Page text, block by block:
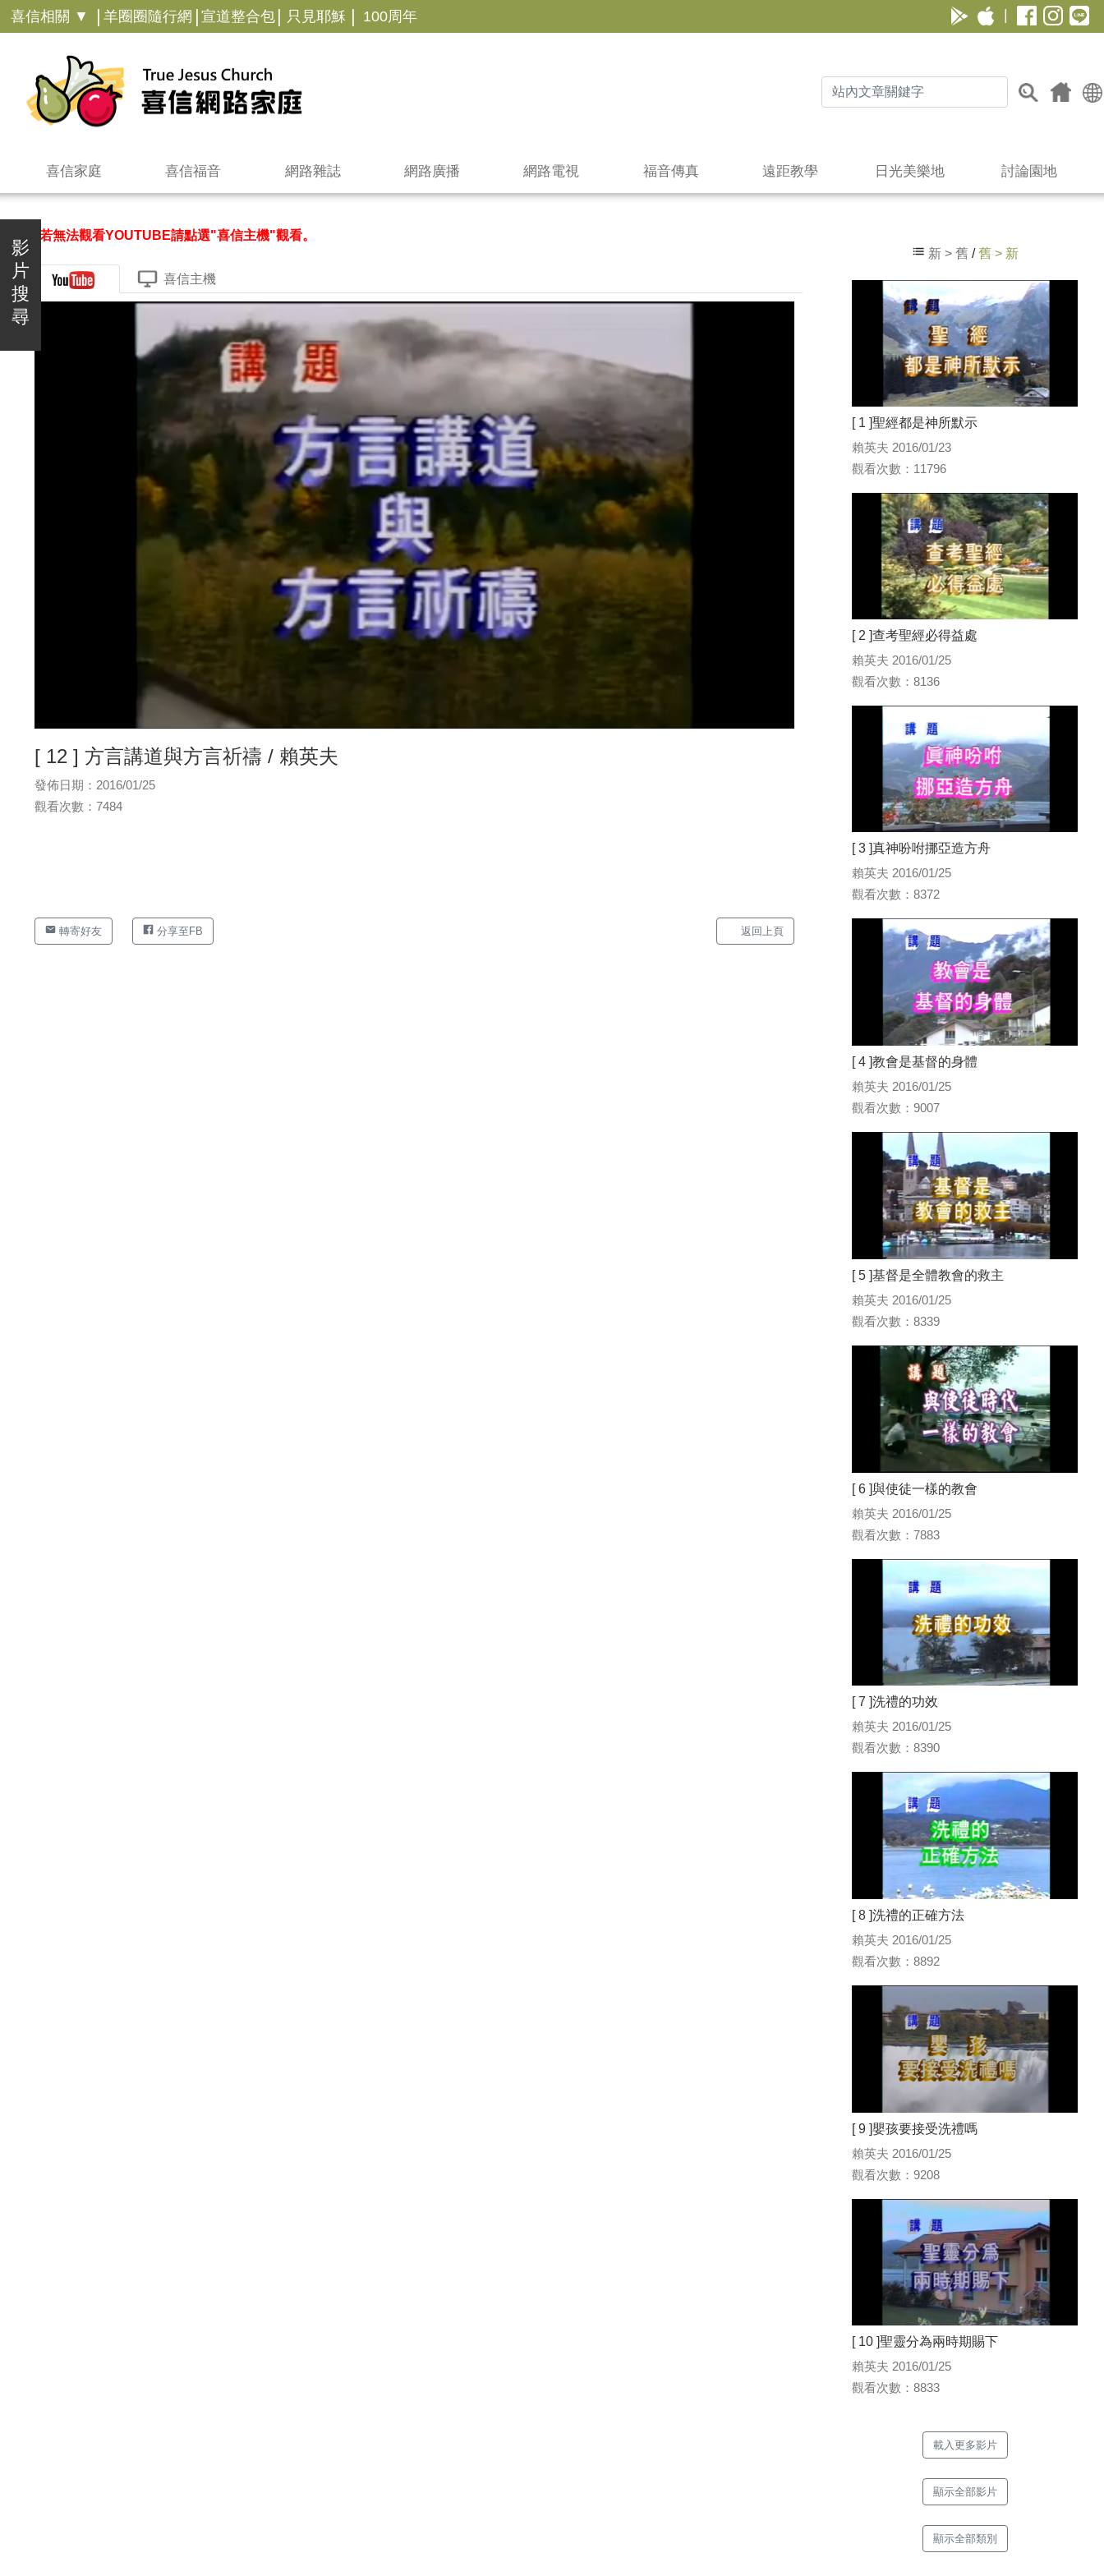
喜信相關 ▼ | 羊圈圈隨行網 | 宣道整合包 | 只見耶穌 | 100周年
喜信家庭 喜信福音 網路雜誌 網路廣播 網路電視 福音傳真 遠距教學 日光美樂地 討論園地
影
片
搜
尋
＊若無法觀看YOUTUBE請點選"喜信主機"觀看。
喜信主機
[ 12 ] 方言講道與方言祈禱 / 賴英夫
發佈日期：2016/01/25
觀看次數：7484
轉寄好友 分享至FB 返回上頁
新 > 舊/舊 > 新
[ 1 ]聖經都是神所默示
賴英夫 2016/01/23
觀看次數：11796
[ 2 ]查考聖經必得益處
賴英夫 2016/01/25
觀看次數：8136
[ 3 ]真神吩咐挪亞造方舟
賴英夫 2016/01/25
觀看次數：8372
[ 4 ]教會是基督的身體
賴英夫 2016/01/25
觀看次數：9007
[ 5 ]基督是全體教會的救主
賴英夫 2016/01/25
觀看次數：8339
[ 6 ]與使徒一樣的教會
賴英夫 2016/01/25
觀看次數：7883
[ 7 ]洗禮的功效
賴英夫 2016/01/25
觀看次數：8390
[ 8 ]洗禮的正確方法
賴英夫 2016/01/25
觀看次數：8892
[ 9 ]嬰孩要接受洗禮嗎
賴英夫 2016/01/25
觀看次數：9208
[ 10 ]聖靈分為兩時期賜下
賴英夫 2016/01/25
觀看次數：8833
載入更多影片
顯示全部影片
顯示全部類別